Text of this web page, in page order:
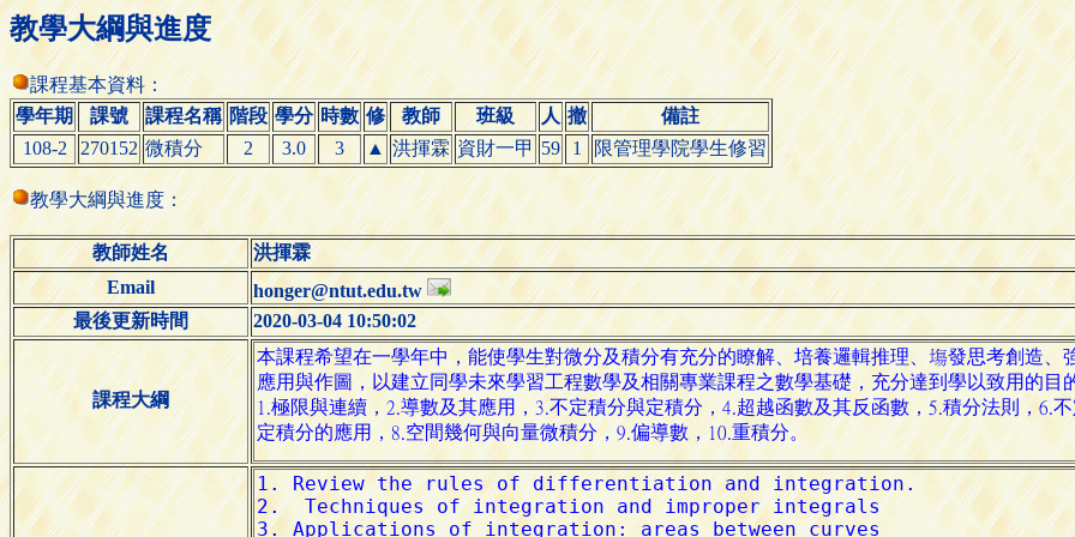
教學大綱與進度
課程基本資料：
學年期
課號 課程名稱 階段 學分 時數 修 教師 班級 人 撤
備註
108-2
270152 微積分 2 3.0 3 ▲ 洪揮霖 資財一甲 59 1 限管理學院學生修習
教學大綱與進度：
教師姓名
洪揮霖
Email
honger@ntut.edu.tw
最後更新時間
2020-03-04 10:50:02
課程大綱